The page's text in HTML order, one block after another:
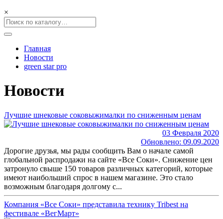
×
Главная
Новости
green star pro
Новости
Лучшие шнековые соковыжималки по сниженным ценам
03 Февраля 2020
Обновлено: 09.09.2020
Дорогие друзья, мы рады сообщить Вам о начале самой
глобальной распродажи на сайте «Все Соки». Снижение цен
затронуло свыше 150 товаров различных категорий, которые
имеют наибольший спрос в нашем магазине. Это стало
возможным благодаря долгому с...
Компания «Все Соки» представила технику Tribest на
фестивале «ВегМарт»